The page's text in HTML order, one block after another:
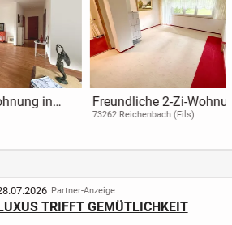
in
Freundliche 2-Zi-Wohnung
am Waldrand von
73262 Reichenbach (Fils)
Partner-Anzeige
LUXUS TRIFFT GEMÜTLICHKEIT